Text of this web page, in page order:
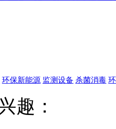
环保新能源 监测设备 杀菌消毒
趣：